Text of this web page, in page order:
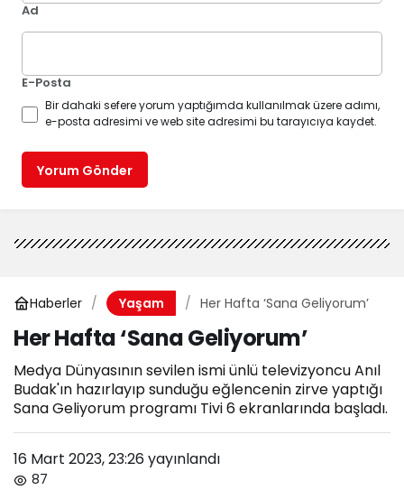
Ad
E-Posta
Bir dahaki sefere yorum yaptığımda kullanılmak üzere adımı,
e-posta adresimi ve web site adresimi bu tarayıcıya kaydet.
Yorum Gönder
Haberler Yaşam Her Hafta ‘Sana Geliyorum’
Her Hafta ‘Sana Geliyorum’
Medya Dünyasının sevilen ismi ünlü televizyoncu Anıl
Budak'ın hazırlayıp sunduğu eğlencenin zirve yaptığı
Sana Geliyorum programı Tivi 6 ekranlarında başladı.
16 Mart 2023, 23:26yayınlandı
87